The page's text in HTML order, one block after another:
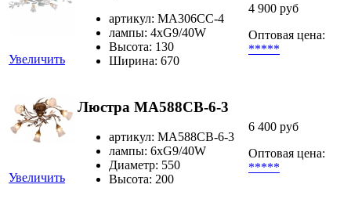
Увеличить
артикул: MA306CC-4
лампы: 4хG9/40W
Высота: 130
Ширина: 670
4 900 руб
Оптовая цена:
*****
Увеличить
Люстра MA588CB-6-3
артикул: MA588CB-6-3
лампы: 6хG9/40W
Диаметр: 550
Высота: 200
6 400 руб
Оптовая цена:
*****